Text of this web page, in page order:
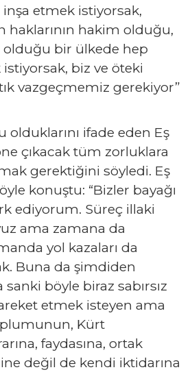
inşa etmek istiyorsak,
haklarının hakim olduğu,
bir ülkede hep
biz ve öteki
vazgeçmemiz gerekiyor”
ifade eden Eş
çıkacak tüm zorluklara
gerektiğini söyledi. Eş
konuştu: “Bizler bayağı
ediyorum. Süreç illaki
ama zamana da
yol kazaları da
Buna da şimdiden
sanki böyle biraz sabırsız
etmek isteyen ama
Kürt
faydasına, ortak
değil de kendi iktidarına